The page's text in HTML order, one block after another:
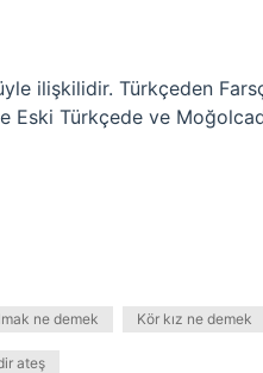
ilişkilidir. Türkçeden
Eski Türkçede ve
ne demek Kör kız ne demek
ateş